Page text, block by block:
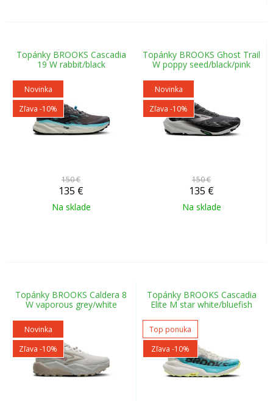
Topánky BROOKS Cascadia
19 W rabbit/black
Novinka
Zľava -10%
150 €
135 €
Na sklade
Topánky BROOKS Ghost Trail
W poppy seed/black/pink
Novinka
Zľava -10%
150 €
135 €
Na sklade
Topánky BROOKS Caldera 8
W vaporous grey/white
Novinka
Zľava -10%
Topánky BROOKS Cascadia
Elite M star white/bluefish
Top ponuka
Zľava -10%